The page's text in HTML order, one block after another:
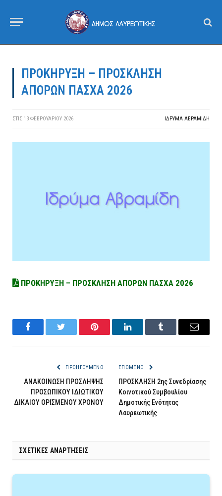
ΠΡΟΚΗΡΥΞΗ – ΠΡΟΣΚΛΗΣΗ
ΑΠΟΡΩΝ ΠΑΣΧΑ 2026
ΣΤΙΣ 13 ΦΕΒΡΟΥΑΡΊΟΥ 2026 ΙΔΡΎΜΑ ΑΒΡΑΜΊΔΗ
ΠΡΟΚΗΡΥΞΗ – ΠΡΟΣΚΛΗΣΗ ΑΠΟΡΩΝ ΠΑΣΧΑ 2026
FacebookTwitter Pinterest LinkedInTumblr Email
ΠΡΟΗΓΟΎΜΕΝΟ
ΑΝΑΚΟΙΝΩΣΗ ΠΡΟΣΛΗΨΗΣ
ΠΡΟΣΩΠΙΚΟΥ ΙΔΙΩΤΙΚΟΥ
ΔΙΚΑΙΟΥ ΟΡΙΣΜΕΝΟΥ ΧΡΟΝΟΥ
ΕΠΌΜΕΝΟ
ΠΡΟΣΚΛΗΣΗ 2ης Συνεδρίασης
Κοινοτικού Συμβουλίου
Δημοτικής Ενότητας
Λαυρεωτικής
ΣΧΕΤΙΚΈΣ ΑΝΑΡΤΉΣΕΙΣ